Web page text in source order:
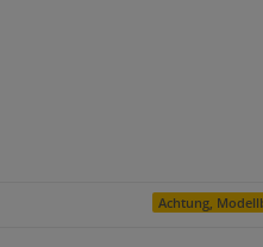
Achtung,